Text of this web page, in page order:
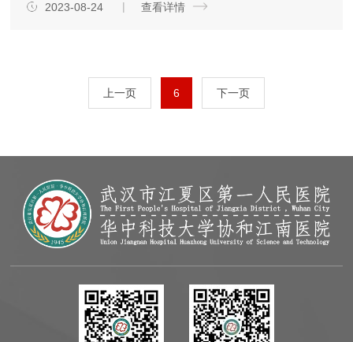
2023-08-24 查看详情
上一页 6 下一页